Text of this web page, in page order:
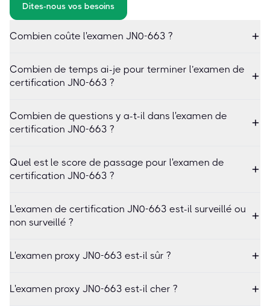
Dites-nous vos besoins
Combien coûte l'examen JN0-663 ?
Combien de temps ai-je pour terminer l’examen de
certification JN0-663 ?
Combien de questions y a-t-il dans l'examen de
certification JN0-663 ?
Quel est le score de passage pour l'examen de
certification JN0-663 ?
L'examen de certification JN0-663 est-il surveillé ou
non surveillé ?
L'examen proxy JN0-663 est-il sûr ?
L'examen proxy JN0-663 est-il cher ?